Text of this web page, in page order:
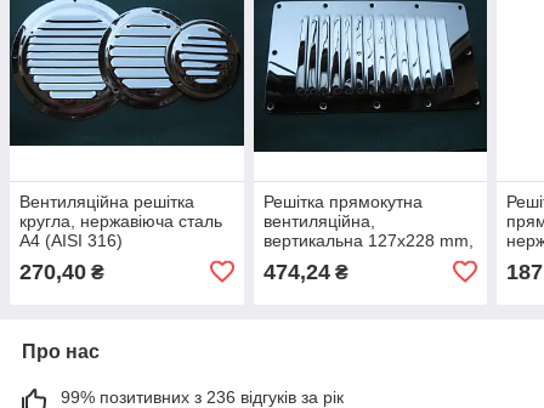
Вентиляційна решітка
кругла, нержавіюча сталь
А4 (AISI 316)
270,40 ₴
Решітка прямокутна
вентиляційна,
вертикальна 127х228 mm,
нержавіюча сталь А4 (AISI
316)
474,24₴
Про нас
99% позитивних з 236 відгуків за рік